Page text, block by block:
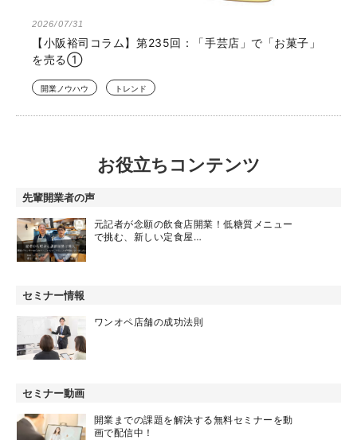
2026/07/31
【小阪裕司コラム】第235回：「手芸店」で「お菓子」
を売る①
開業ノウハウ トレンド
お役立ちコンテンツ
先輩開業者の声
元記者が念願の飲食店開業！低糖質メニュー
で挑む、新しい定食屋…
セミナー情報
ワンオペ店舗の成功法則
セミナー動画
開業までの課題を解決する無料セミナーを動
画で配信中！